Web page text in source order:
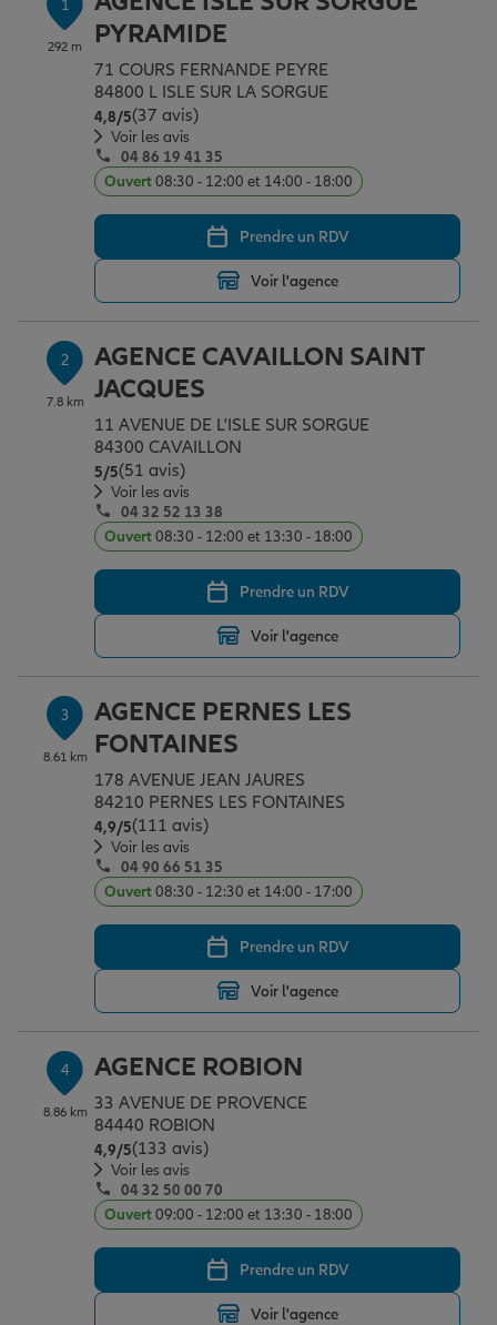
Assurance emprunteur
Prévoyance et dépendance
Assurance animal de compagnie
Protection de la famille
Protection juridique
Épargne & retraite
Plan épargne retraite
Assurance vie
Placements financiers
Transmission
Vos projets
Partir en vacances
Déménager
Départ à la retraite
Préparer l’avenir
Conseil assurance
Outre-mer
Assurance habitation
Le Pack Famille
Garantie des accidents de la vie
Assurance scolaire
Protection juridique
Retraite
Tous nos devis d'assurance
Allianz en France
1
292 m
PYRAMIDE
71 COURS FERNANDE PEYRE
84800 L ISLE SUR LA SORGUE
4,8/5Note de 4.8 sur 5
(37 avis)
Voir les avis
04 86 19 41 35
Ouvert08:30 - 12:00 et 14:00 - 18:00
Prendre un RDV
Voir l'agence
2
7.8 km
AGENCE CAVAILLON SAINT
JACQUES
11 AVENUE DE L'ISLE SUR SORGUE
84300 CAVAILLON
5/5Note de 5 sur 5
(51 avis)
Voir les avis
04 32 52 13 38
Ouvert08:30 - 12:00 et 13:30 - 18:00
Prendre un RDV
Voir l'agence
3
8.61 km
AGENCE PERNES LES
FONTAINES
178 AVENUE JEAN JAURES
84210 PERNES LES FONTAINES
4,9/5Note de 4.9 sur 5
(111 avis)
Voir les avis
04 90 66 51 35
Ouvert08:30 - 12:30 et 14:00 - 17:00
Prendre un RDV
Voir l'agence
4
8.86 km
AGENCE ROBION
33 AVENUE DE PROVENCE
84440 ROBION
4,9/5Note de 4.9 sur 5
(133 avis)
Voir les avis
04 32 50 00 70
Ouvert09:00 - 12:00 et 13:30 - 18:00
Prendre un RDV
Voir l'agence